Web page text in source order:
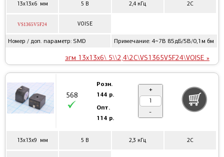
13x13x6 мм 5 В 2,4 кГц 2C
VS1365V5F24 VOISE
Номер / доп. параметр: SMD Примечание: 4~7В 85дБ/5В/0,1м бм
згм 13x13x6\ 5\\2,4\2C\VS1365V5F24\VOISE »
13x13x9 мм 5 В 2,3 кГц 2C
568
Розн.
144 р.
Опт.
114 р.
+
-